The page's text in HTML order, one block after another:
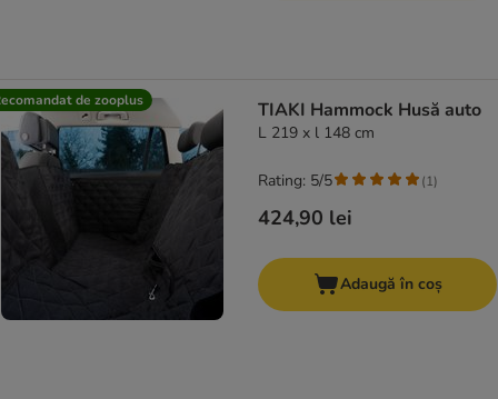
de zooplus TIAKI Hammock Husă auto
L 219 x l 148 cm
424,90 lei
Rating: 5/5 (1)
Adaugă în coș